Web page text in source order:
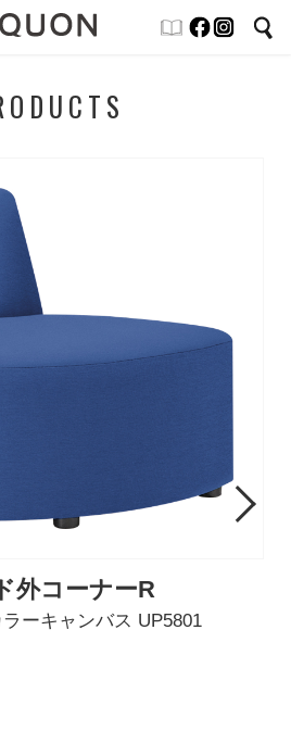
外コーナーR
ーキャンバス UP5801
Next